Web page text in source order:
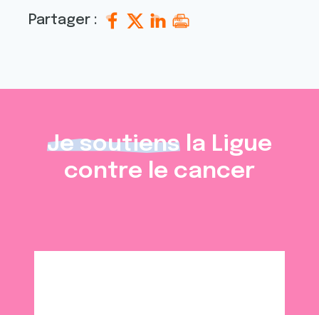
Partager :
Je soutiens la Ligue
contre le cancer